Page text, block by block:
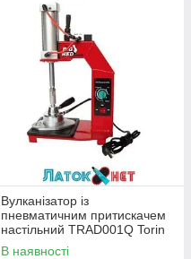
Вулканізатор із
пневматичним притискачем
настільний TRAD001Q Torin
В наявності